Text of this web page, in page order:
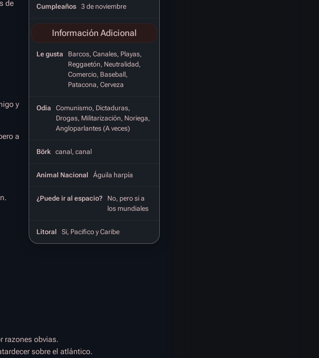
Cumpleaños 3 de noviembre
Información Adicional
Le gusta
Barcos, Canales, Playas,
Reggaetón, Neutralidad,
Comercio, Baseball,
Patacona, Cerveza
Odia
Comunismo, Dictaduras,
Drogas, Militarización, Noriega,
Angloparlantes (A veces)
Börk canal, canal
Animal Nacional Águila harpía
¿Puede ir al espacio?
No, pero si a
los mundiales
Litoral Si, Pacifico y Caribe
de
y
a
razones obvias.
sobre el atlántico.